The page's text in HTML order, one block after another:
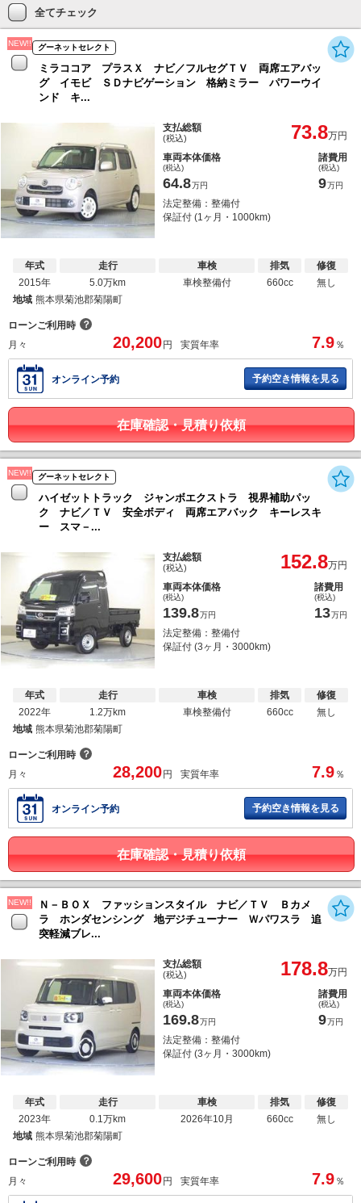
全てチェック
NEW!! グーネットセレクト
ミラココア プラスＸ ナビ／フルセグＴＶ 両席エアバッ
グ イモビ ＳＤナビゲーション 格納ミラー パワーウイ
ンド キ...
支払総額
(税込) 73.8万円
車両本体価格
(税込)
64.8万円
諸費用
(税込)
9万円
法定整備：整備付
保証付 (1ヶ月・1000km)
年式
2015年
走行
5.0万km
車検
車検整備付
排気
660cc
修復
無し
地域 熊本県菊池郡菊陽町
ローンご利用時 ？
月々
20,200 円 実質年率 7.9 ％
オンライン予約 予約空き情報を見る
在庫確認・見積り依頼
NEW!! グーネットセレクト
ハイゼットトラック ジャンボエクストラ 視界補助パッ
ク ナビ／ＴＶ 安全ボディ 両席エアバック キーレスキ
ー スマ－...
支払総額
(税込) 152.8万円
車両本体価格
(税込)
139.8万円
諸費用
(税込)
13万円
法定整備：整備付
保証付 (3ヶ月・3000km)
年式
2022年
走行
1.2万km
車検
車検整備付
排気
660cc
修復
無し
地域 熊本県菊池郡菊陽町
ローンご利用時 ？
月々
28,200 円 実質年率 7.9 ％
オンライン予約 予約空き情報を見る
在庫確認・見積り依頼
NEW!!
Ｎ－ＢＯＸ ファッションスタイル ナビ／ＴＶ Ｂカメ
ラ ホンダセンシング 地デジチューナー Ｗパワスラ 追
突軽減ブレ...
支払総額
(税込) 178.8万円
車両本体価格
(税込)
169.8万円
諸費用
(税込)
9万円
法定整備：整備付
保証付 (3ヶ月・3000km)
年式
2023年
走行
0.1万km
車検
2026年10月
排気
660cc
修復
無し
地域 熊本県菊池郡菊陽町
ローンご利用時 ？
月々
29,600 円 実質年率 7.9 ％